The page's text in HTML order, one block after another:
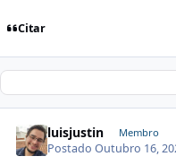
Citar
luisjustin Membro
PostadoOutubro 16,